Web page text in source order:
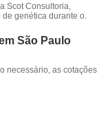
Scot Consultoria,
genética durante o.
São Paulo
necessário, as cotações